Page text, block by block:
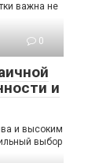
важна не
0
и
и высоким
выбор